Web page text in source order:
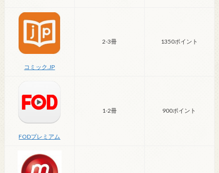
コミック.JP
2-3冊 1350ポイント
FODプレミアム
1-2冊 900ポイント